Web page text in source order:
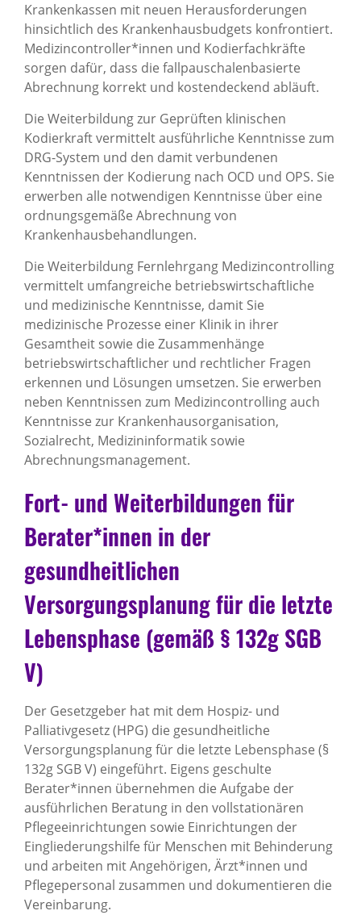
Krankenkassen mit neuen Herausforderungen
hinsichtlich des Krankenhausbudgets konfrontiert.
Medizincontroller*innen und Kodierfachkräfte
sorgen dafür, dass die fallpauschalenbasierte
Abrechnung korrekt und kostendeckend abläuft.
Die Weiterbildung zur Geprüften klinischen
Kodierkraft vermittelt ausführliche Kenntnisse zum
DRG-System und den damit verbundenen
Kenntnissen der Kodierung nach OCD und OPS. Sie
erwerben alle notwendigen Kenntnisse über eine
ordnungsgemäße Abrechnung von
Krankenhausbehandlungen.
Die Weiterbildung Fernlehrgang Medizincontrolling
vermittelt umfangreiche betriebswirtschaftliche
und medizinische Kenntnisse, damit Sie
medizinische Prozesse einer Klinik in ihrer
Gesamtheit sowie die Zusammenhänge
betriebswirtschaftlicher und rechtlicher Fragen
erkennen und Lösungen umsetzen. Sie erwerben
neben Kenntnissen zum Medizincontrolling auch
Kenntnisse zur Krankenhausorganisation,
Sozialrecht, Medizininformatik sowie
Abrechnungsmanagement.
Fort- und Weiterbildungen für
Berater*innen in der
gesundheitlichen
Versorgungsplanung für die letzte
Lebensphase (gemäß § 132g SGB
V)
Der Gesetzgeber hat mit dem Hospiz- und
Palliativgesetz (HPG) die gesundheitliche
Versorgungsplanung für die letzte Lebensphase (§
132g SGB V) eingeführt. Eigens geschulte
Berater*innen übernehmen die Aufgabe der
ausführlichen Beratung in den vollstationären
Pflegeeinrichtungen sowie Einrichtungen der
Eingliederungshilfe für Menschen mit Behinderung
und arbeiten mit Angehörigen, Ärzt*innen und
Pflegepersonal zusammen und dokumentieren die
Vereinbarung.